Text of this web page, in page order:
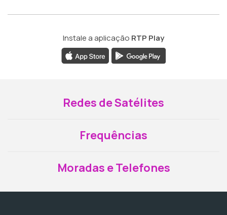
Instale a aplicação RTP Play
Redes de Satélites
Frequências
Moradas e Telefones